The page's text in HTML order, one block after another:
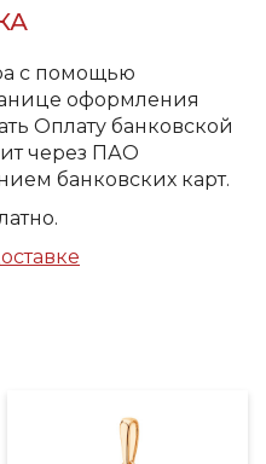
с помощью
оформления
Оплату банковской
через ПАО
банковских карт.